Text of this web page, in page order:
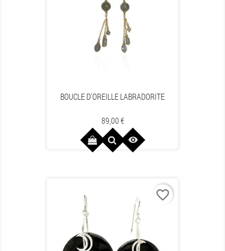
BOUCLE D'OREILLE LABRADORITE
Prix
89,00 €

favorite_border